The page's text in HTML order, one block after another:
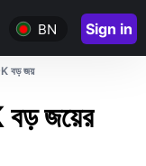
BN Sign in
বড় জয়
জয়ের